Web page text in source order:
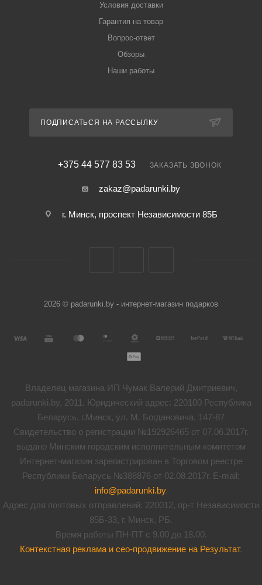
Условия доставки
Гарантия на товар
Вопрос-ответ
Обзоры
Наши работы
ПОДПИСАТЬСЯ НА РАССЫЛКУ
+375 44 577 83 53 ЗАКАЗАТЬ ЗВОНОК
zakaz@padarunki.by
г. Минск, проспект Независимости 85Б
2026 © padarunki.by - интернет-магазин подарков
Владелец магазина ИП Чумак Валерий Дмитриевич,
padarunki.by, 2011. Юридический адрес: 220100 Республика
Беларусь, г.Минск, ул. М. Богдановича, 147-87
Свидетельство о регистрации №192926465 от 07.06.2017г.
выдано Минским городским исполнительным комитетом
Интернет-магазин зарегистрирован в Торговом реестре
Республики Беларусь №388876 от 02.08.2017г. E-mail:
info@padarunki.by.
Адрес для почтовых отправлений: 220012, пр-т Независимости
85Б-33, г. Минск, РБ.
Время работы ПН-ПТ с 9.00 до 18.00.
Контекстная реклама и сео-продвижение на Результат.